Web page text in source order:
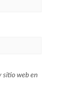
sitio web en